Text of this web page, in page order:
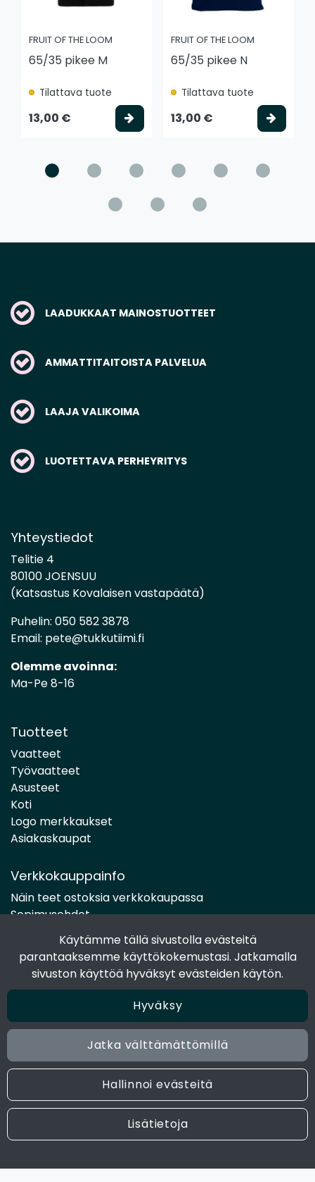
Käytämme tällä sivustolla evästeitä
parantaaksemme käyttökokemustasi. Jatkamalla
sivuston käyttöä hyväksyt evästeiden käytön.
Hyväksy
Jatka välttämättömillä
Hallinnoi evästeitä
Lisätietoja
FRUIT OF THE LOOM
65/35 pikee M
Tilattava tuote
13,00 € Valitse vaihtoehto
FRUIT OF THE LOOM
65/35 pikee N
Tilattava tuote
13,00 €
LAADUKKAAT MAINOSTUOTTEET
AMMATTITAITOISTA PALVELUA
LAAJA VALIKOIMA
LUOTETTAVA PERHEYRITYS
Yhteystiedot
Telitie 4
80100 JOENSUU
(Katsastus Kovalaisen vastapäätä)
Puhelin: 050 582 3878
Email: pete@tukkutiimi.fi
Olemme avoinna:
Ma-Pe 8-16
Tuotteet
Vaatteet
Työvaatteet
Asusteet
Koti
Logo merkkaukset
Asiakaskaupat
Verkkokauppainfo
Näin teet ostoksia verkkokaupassa
Sopimusehdot
Toimitustavat
Maksutavat
Tietosuojaseloste
Seuraa sosiaalisessa mediassa
Facebook
Instagram
© 2024 Joen Tukkutiimi. All rights reserved. Site by